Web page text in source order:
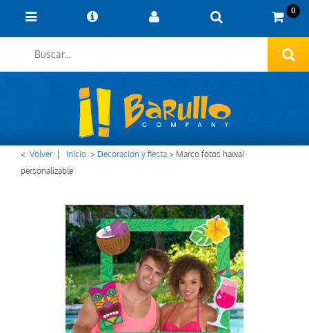
0
< Volver Inicio > Decoracion y fiesta> Marco fotos hawai
personalizable